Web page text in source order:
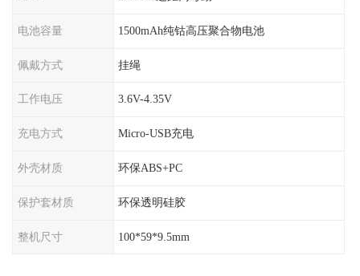
电池容量 1500mAh纯钴高压聚合物电池
佩戴方式 挂绳
工作电压 3.6V-4.35V
充电方式 Micro-USB充电
外壳材质 环保ABS+PC
保护套材质 环保透明硅胶
整机尺寸 100*59*9.5mm